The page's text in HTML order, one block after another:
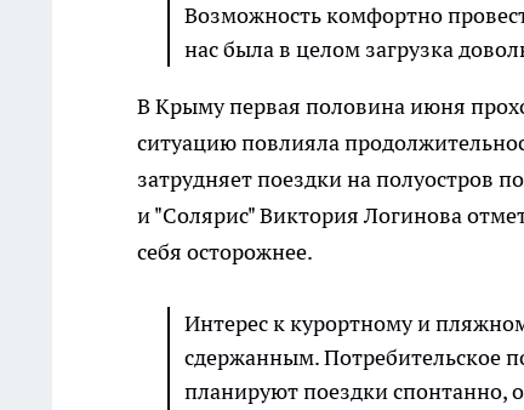
Возможность комфортно
нас была в целом загрузка
В Крыму первая половина июня
ситуацию повлияла
затрудняет поездки на полуостров
и "Солярис" Виктория Логинова
себя осторожнее.
Интерес к курортному и
сдержанным. Потребительское
планируют поездки спонтанно,